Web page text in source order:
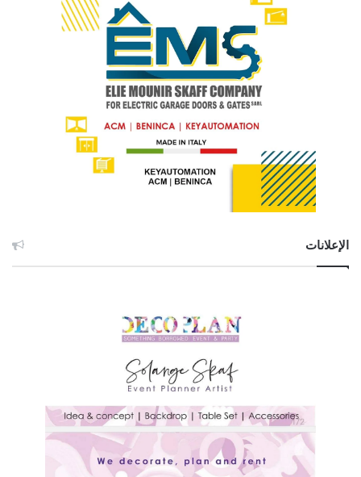
الإعلانات